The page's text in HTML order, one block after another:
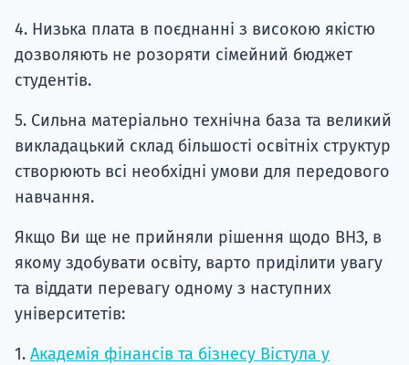
4. Низька плата в поєднанні з високою якістю
дозволяють не розоряти сімейний бюджет
студентів.
5. Сильна матеріально технічна база та великий
викладацький склад більшості освітніх структур
створюють всі необхідні умови для передового
навчання.
Якщо Ви ще не прийняли рішення щодо ВНЗ, в
якому здобувати освіту, варто приділити увагу
та віддати перевагу одному з наступних
університетів:
1. Академія фінансів та бізнесу Вістула у